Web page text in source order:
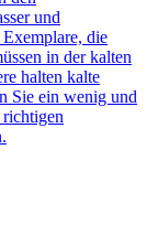
und
die
in der kalten
halten kalte
Sie ein wenig und